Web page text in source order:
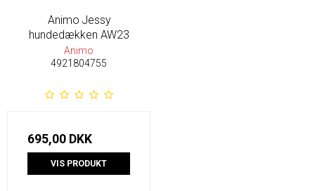
Animo Jessy
hundedækken AW23
Animo
4921804755
695,00 DKK
VIS PRODUKT